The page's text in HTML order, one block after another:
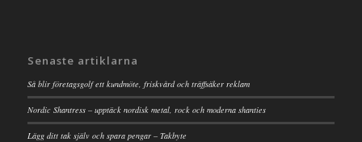
Senaste artiklarna
Så blir företagsgolf ett kundmöte, friskvård och träffsäker reklam
Nordic Shantress – upptäck nordisk metal, rock och moderna shanties
Lägg ditt tak själv och spara pengar – Takbyte